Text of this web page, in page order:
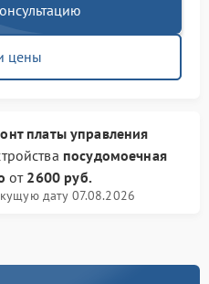
цены
платы управления
посудомоечная
от 2600 руб.
дату 07.08.2026